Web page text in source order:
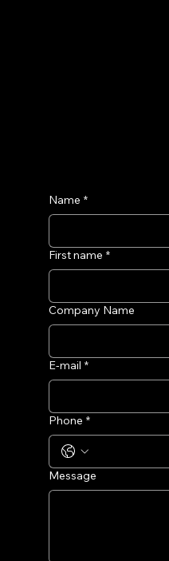
Name *
First name *
Company Name
E-mail *
Phone *
Message